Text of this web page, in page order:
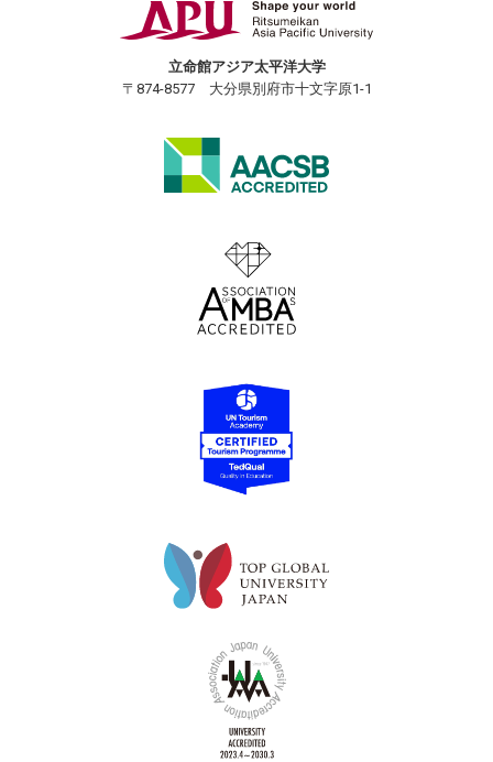
立命館アジア太平洋大学
〒874-8577 大分県別府市十文字原1-1